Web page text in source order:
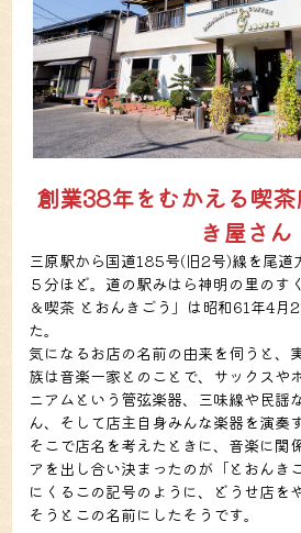
創業38年をむかえる喫
き屋さん
三原駅から国道185号(旧2号)線を尾道
５分ほど。道の駅みはら神明の里のす
＆喫茶 とおんきごう」は昭和61年4月
た。
気になるお店の名前の由来を伺うと、
族は音楽一家とのことで、サックスや
ニアムという管弦楽器、三味線や民謡
ん、そして店主自身みんな楽器を演奏
そこで店名を考えたときに、音楽に関
アを出し合い決まったのが「とおんき
にくるこの記号のように、どうせ店を
そうとこの名前にしたそうです。